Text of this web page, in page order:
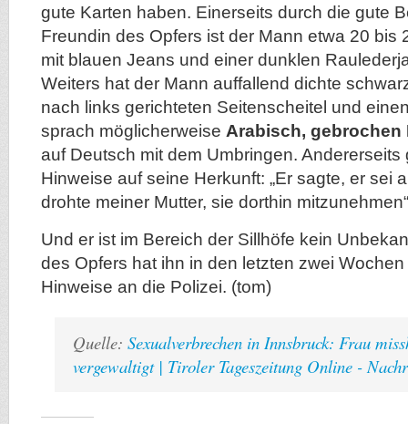
gute Karten haben. Einerseits durch die gute
Freundin des Opfers ist der Mann etwa 20 bis
mit blauen Jeans und einer dunklen
Weiters hat der Mann auffallend dichte
nach links gerichteten Seitenscheitel und
sprach möglicherweise Arabisch, gebrochen
auf Deutsch mit dem Umbringen. Andererseits
Hinweise auf seine Herkunft: „Er sagte, er sei
drohte meiner Mutter, sie dorthin
Und er ist im Bereich der Sillhöfe kein
des Opfers hat ihn in den letzten zwei
Hinweise an die Polizei. (tom)
Quelle: Sexualverbrechen in Innsbruck: Frau
vergewaltigt | Tiroler Tageszeitung Online -